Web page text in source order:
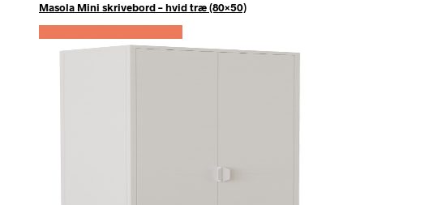
Masola Mini skrivebord – hvid træ (80×50)